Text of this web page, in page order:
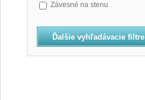
Závesné na stenu
Ďalšie vyhľadávacie filtre